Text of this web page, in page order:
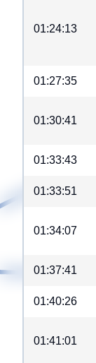
01:24:13
01:27:35
01:30:41
01:33:43
01:33:51
01:34:07
01:37:41
01:40:26
01:41:01